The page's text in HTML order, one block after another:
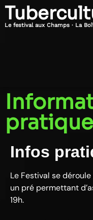
Le festival aux Champs · La
Infos
Le Festival se
un pré permettant
19h.